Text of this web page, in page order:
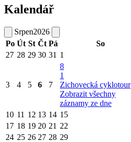
Kalendář
Srpen2026
Po Út St Čt Pá So
27 28 29 30 31 1
3 4 5 6 7
8
1
Zichovecká cyklotour
Zobrazit všechny
záznamy ze dne
10 11 12 13 14 15
17 18 19 20 21 22
24 25 26 27 28 29